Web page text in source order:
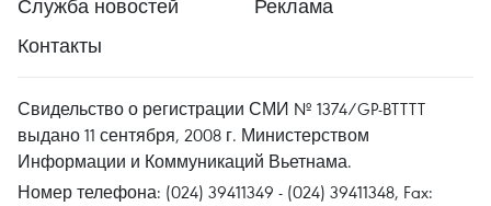
Служба новостей
Реклама
Контакты
Свидельство о регистрации СМИ № 1374/GP-BTTTT
выдано 11 сентября, 2008 г. Министерством
Информации и Коммуникаций Вьетнама.
Номер телефона: (024) 39411349 - (024) 39411348, Fax: